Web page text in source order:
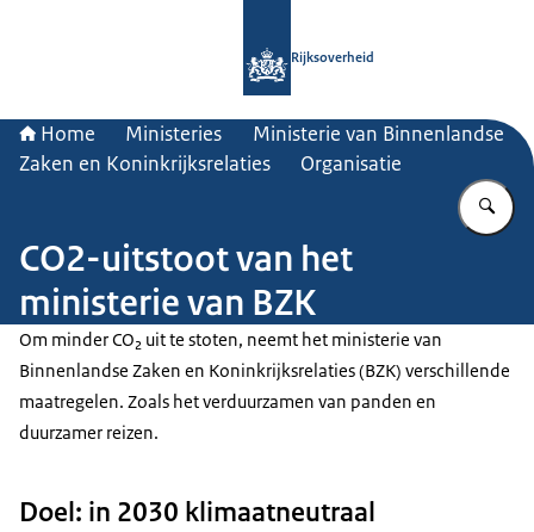
Rijksoverheid
Home Ministeries
Ministerie van Binnenlandse
Zaken en Koninkrijksrelaties
Organisatie
CO2-uitstoot van het
ministerie van BZK
Om minder CO₂ uit te stoten, neemt het ministerie van
Binnenlandse Zaken en Koninkrijksrelaties (BZK) verschillende
maatregelen. Zoals het verduurzamen van panden en
duurzamer reizen.
Doel: in 2030 klimaatneutraal